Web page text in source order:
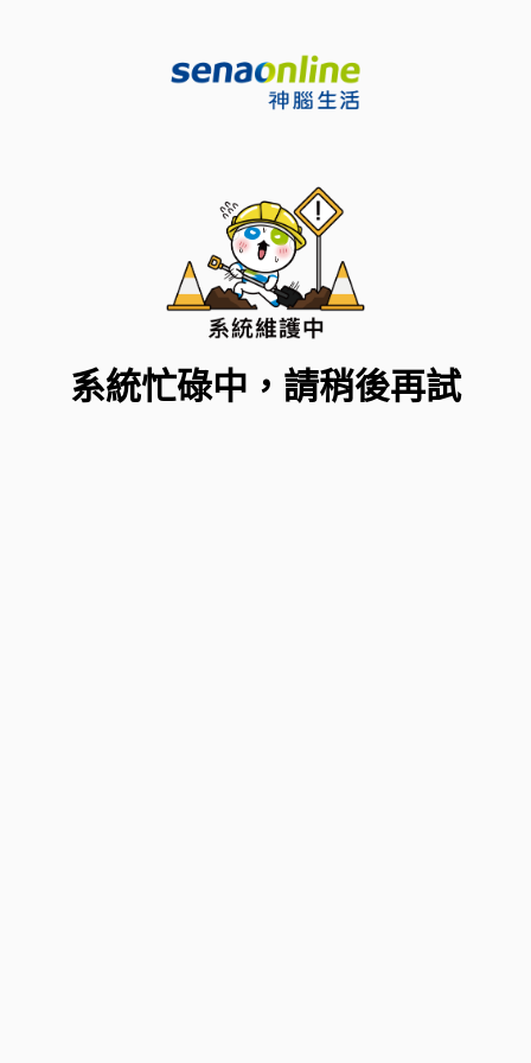
系統忙碌中，請稍後再試